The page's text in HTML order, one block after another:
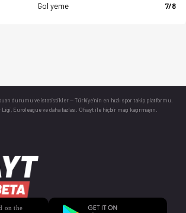
Gol yeme 7/8
puan durumu ve istatistikler — Türkiye’nin en hızlı spor takip platformu.
Euroleague ve daha fazlası. Ofsayt ile hiçbir maçı kaçırmayın.